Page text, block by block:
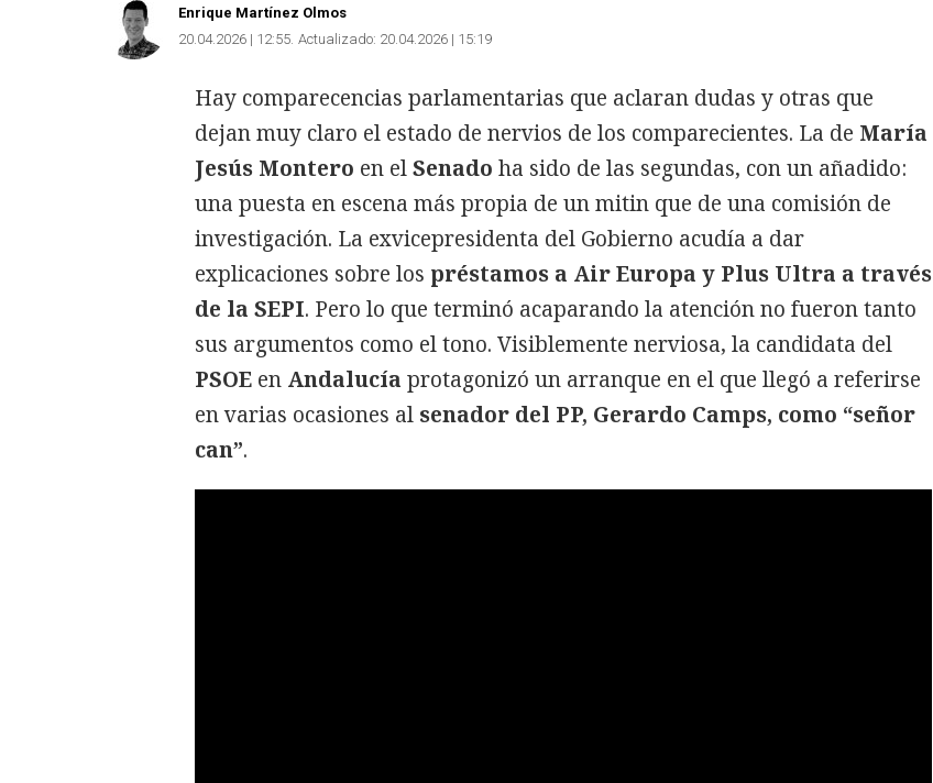
Enrique Martínez Olmos
20.04.2026 | 12:55 Actualizado: 20.04.2026 | 15:19
Hay comparecencias parlamentarias que aclaran dudas y otras que
dejan muy claro el estado de nervios de los comparecientes. La de María
Jesús Montero en elSenado ha sido de las segundas, con un añadido:
una puesta en escena más propia de un mitin que de una comisión de
investigación. La exvicepresidenta del Gobierno acudía a dar
explicaciones sobre los préstamos a Air Europa y Plus Ultra a través
de la SEPI. Pero lo que terminó acaparando la atención no fueron tanto
sus argumentos como el tono. Visiblemente nerviosa, la candidata del
PSOE en Andalucía protagonizó un arranque en el que llegó a referirse
en varias ocasiones al senador del PP, Gerardo Camps, como “señor
can”.